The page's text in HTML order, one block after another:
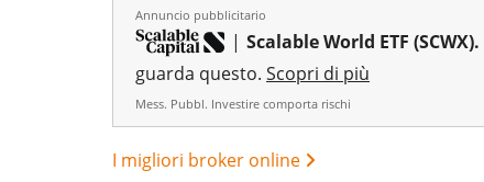
Annuncio pubblicitario
| Scalable World ETF (SCWX).
guarda questo. Scopri di più
Mess. Pubbl. Investire comporta rischi
I migliori broker online